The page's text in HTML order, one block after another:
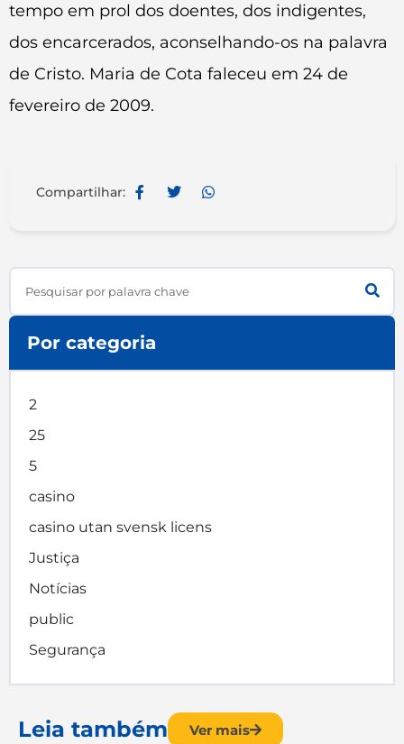
tempo em prol dos doentes, dos indigentes,
dos encarcerados, aconselhando-os na palavra
de Cristo. Maria de Cota faleceu em 24 de
fevereiro de 2009.
Compartilhar:
Search
Por categoria
2
25
5
casino
casino utan svensk licens
Justiça
Notícias
public
Segurança
Leia também Ver mais